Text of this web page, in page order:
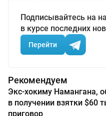
Подписывайтесь на
в курсе последних
Перейти
Рекомендуем
Экс-хокиму Намангана,
в получении взятки $60
приговор